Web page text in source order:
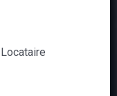
Locataire